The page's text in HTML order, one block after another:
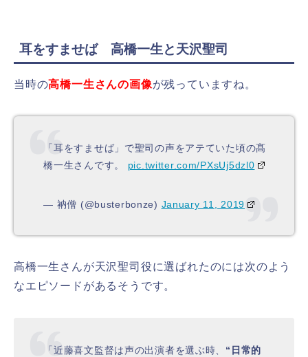
耳をすませば 高橋一生と天沢聖司
当時の高橋一生さんの画像が残っていますね。
「耳をすませば」で聖司の声をアテていた頃の髙
橋一生さんです。 pic.twitter.com/PXsUj5dzl0
— 衲僧 (@busterbonze) January 11, 2019
高橋一生さんが天沢聖司役に選ばれたのには次のよう
なエピソードがあるそうです。
「近藤喜文監督は声の出演者を選ぶ時、 “日常的